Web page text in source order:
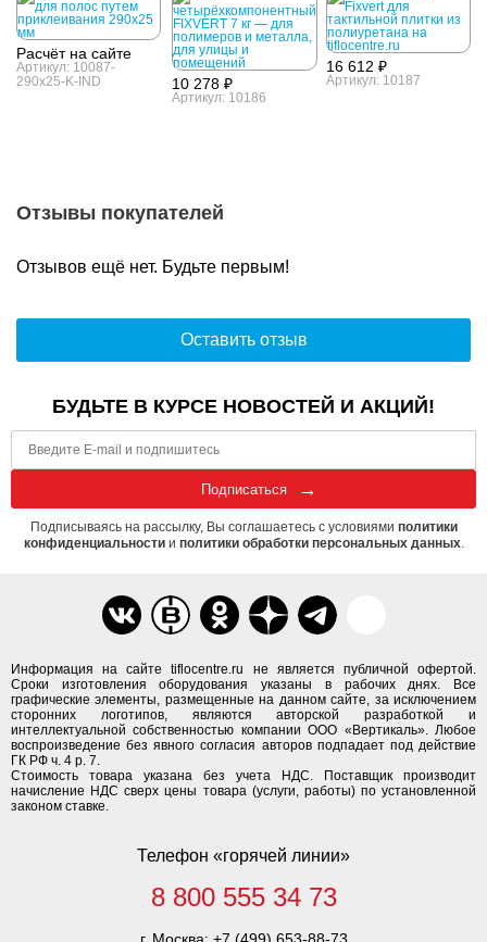
Расчёт на сайте
Артикул: 10087-
290x25-K-IND
10 278 ₽
Артикул: 10186
16 612 ₽
Артикул: 10187
Отзывы покупателей
Отзывов ещё нет. Будьте первым!
Оставить отзыв
Информация на сайте tiflocentre.ru не является публичной офертой.
Сроки изготовления оборудования указаны в рабочих днях. Все
графические элементы, размещенные на данном сайте, за исключением
сторонних логотипов, являются авторской разработкой и
интеллектуальной собственностью компании ООО «Вертикаль». Любое
воспроизведение без явного согласия авторов подпадает под действие
ГК РФ ч. 4 р. 7.
Стоимость товара указана без учета НДС. Поставщик производит
начисление НДС сверх цены товара (услуги, работы) по установленной
законом ставке.
Телефон «горячей линии»
8 800 555 34 73
БУДЬТЕ В КУРСЕ НОВОСТЕЙ И АКЦИЙ!
Подписаться
Подписываясь на рассылку, Вы соглашаетесь с условиями политики
конфиденциальностии политики обработки персональных данных.